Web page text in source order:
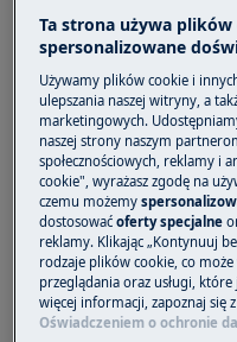
wyświetlaczu
zamrażarki
Dotyczy
Chłodziarki
Chłodziarko-
Rozwiązanie
1. Należy
centrum
Widoczny na
Ta strona używa
spersonalizowane
Używamy plików cookie i
ulepszania naszej witryny, a
marketingowych.
naszej strony naszym
społecznościowych, reklamy i
cookie", wyrażasz zgodę na
czemu możemy
dostosowaćoferty specjalne
reklamy. Klikając „Kontynuuj
rodzaje plików cookie, co może
przeglądania oraz usługi,
więcej informacji, zapoznaj się
Oświadczeniem o ochronie